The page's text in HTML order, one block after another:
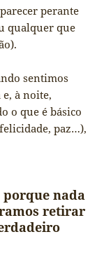
perante
qualquer que
sentimos
à noite,
o que é básico
paz…),
porque nada
retirar